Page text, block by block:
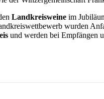
Landkreisweine im
wurden
und werden bei Empfängen